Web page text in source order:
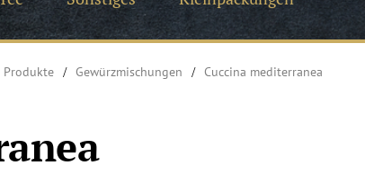
Produkte Gewürzmischungen Cuccina mediterranea